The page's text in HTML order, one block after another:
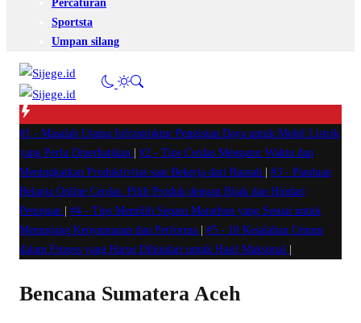
Percaturan
Sportsta
Umpan silang
#1 - Masalah Utama Infrastruktur Pengisian Daya untuk Mobil Listrik
yang Perlu Diperhatikan
#2 - Tips Cerdas Mengatur Waktu dan
Meningkatkan Produktivitas saat Bekerja dari Rumah
#3 - Panduan
Belanja Online Cerdas: Pilih Produk dengan Bijak dan Hindari
Penipuan
#4 - Tips Memilih Sepatu Marathon yang Sesuai untuk
Menunjang Kenyamanan dan Performa
#5 - 10 Kesalahan Umum
dalam Fitness yang Harus Dihindari untuk Hasil Maksimal
Bencana Sumatera Aceh